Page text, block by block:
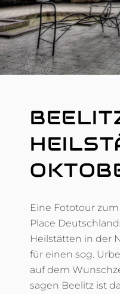
Eine Fototour
Place
Heilstätten in der
für einen sog.
auf dem
sagen Beelitz ist